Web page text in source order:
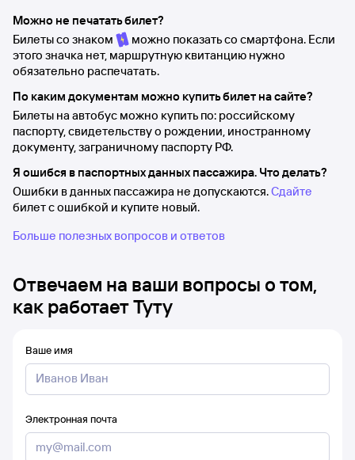
Можно не печатать билет?
Билеты со знаком
можно показать со смартфона. Если
этого значка нет, маршрутную квитанцию нужно
обязательно распечатать.
По каким документам можно купить билет на сайте?
Билеты на автобус можно купить по: российскому
паспорту, свидетельству о рождении, иностранному
документу, заграничному паспорту РФ.
Я ошибся в паспортных данных пассажира. Что делать?
Ошибки в данных пассажира не допускаются.Сдайте
билет с ошибкой и купите новый.
Больше полезных вопросов и ответов
Отвечаем на ваши вопросы о том,
как работает Туту
Ваше имя
Электронная почта